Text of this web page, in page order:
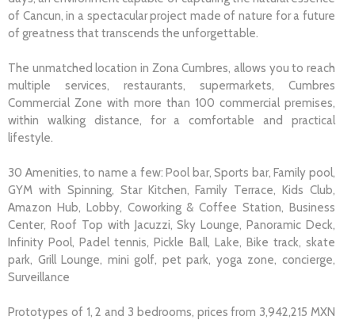
of Cancun, in a spectacular project made of nature for a future
of greatness that transcends the unforgettable.
The unmatched location in Zona Cumbres, allows you to reach
multiple services, restaurants, supermarkets, Cumbres
Commercial Zone with more than 100 commercial premises,
within walking distance, for a comfortable and practical
lifestyle.
30 Amenities, to name a few: Pool bar, Sports bar, Family pool,
GYM with Spinning, Star Kitchen, Family Terrace, Kids Club,
Amazon Hub, Lobby, Coworking & Coffee Station, Business
Center, Roof Top with Jacuzzi, Sky Lounge, Panoramic Deck,
Infinity Pool, Padel tennis, Pickle Ball, Lake, Bike track, skate
park, Grill Lounge, mini golf, pet park, yoga zone, concierge,
Surveillance
Prototypes of 1, 2 and 3 bedrooms, prices from 3,942,215 MXN